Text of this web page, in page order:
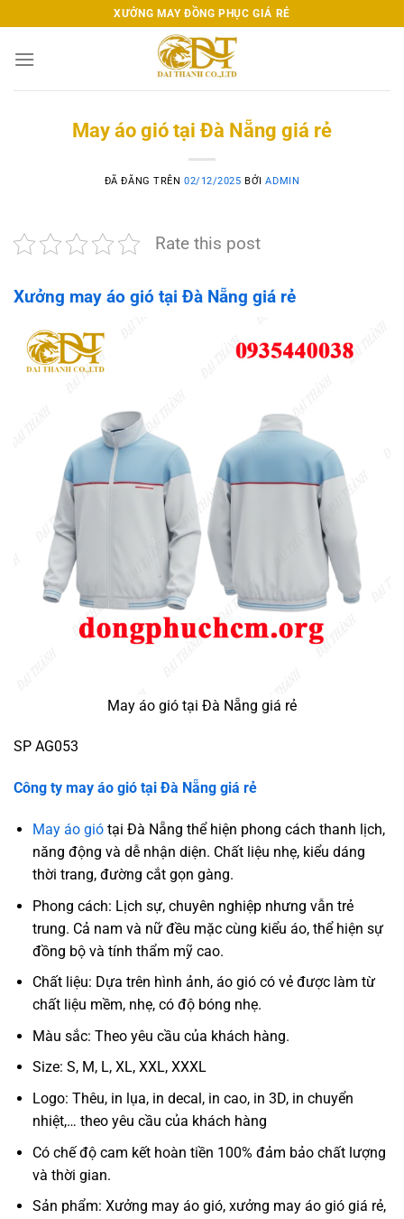
đến
nội
XƯỞNG MAY ĐỒNG PHỤC GIÁ RẺ
May áo gió tại Đà Nẵng giá rẻ
ĐÃ ĐĂNG TRÊN02/12/2025 BỞIADMIN
Rate this post
Xưởng may áo gió tại Đà Nẵng giá rẻ
May áo gió tại Đà Nẵng giá rẻ
SP AG053
Công ty may áo gió tại Đà Nẵng giá rẻ
May áo giótại Đà Nẵng thể hiện phong cách thanh lịch,
năng động và dễ nhận diện. Chất liệu nhẹ, kiểu dáng
thời trang, đường cắt gọn gàng.
Phong cách: Lịch sự, chuyên nghiệp nhưng vẫn trẻ
trung. Cả nam và nữ đều mặc cùng kiểu áo, thể hiện sự
đồng bộ và tính thẩm mỹ cao.
Chất liệu: Dựa trên hình ảnh, áo gió có vẻ được làm từ
chất liệu mềm, nhẹ, có độ bóng nhẹ.
Màu sắc: Theo yêu cầu của khách hàng.
Size: S, M, L, XL, XXL, XXXL
Logo: Thêu, in lụa, in decal, in cao, in 3D, in chuyển
nhiệt,… theo yêu cầu của khách hàng
Có chế độ cam kết hoàn tiền 100% đảm bảo chất lượng
và thời gian.
Sản phẩm: Xưởng may áo gió, xưởng may áo gió giá rẻ,